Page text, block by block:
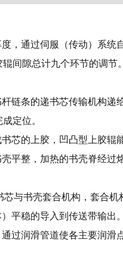
，通过伺服（传动）系
间隙总计九个环节的调节
链条的递书芯传输机构
定位。
芯的上胶，凹凸型上胶辊
平整，加热的书壳脊经过
与书壳套合机构，套合机
平稳的导入到传送带输出。
过润滑管道使各主要润滑